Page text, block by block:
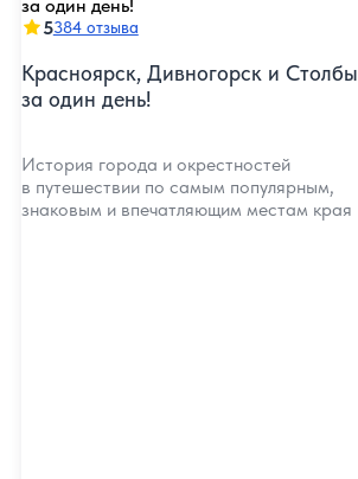
5384 отзыва
Красноярск, Дивногорск и Столбы
за один день!
История города и окрестностей
в путешествии по самым популярным,
знаковым и впечатляющим местам края